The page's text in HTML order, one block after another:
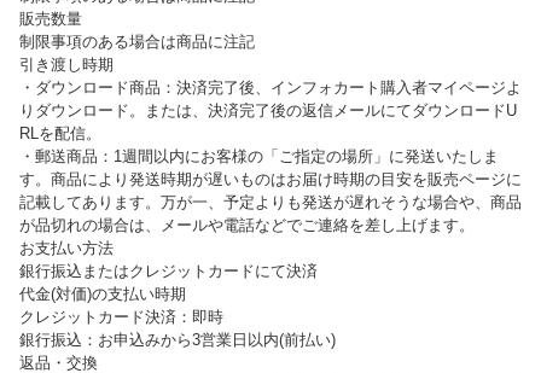
販売数量
制限事項のある場合は商品に注記
引き渡し時期
・ダウンロード商品：決済完了後、インフォカート購入者マイページよ
りダウンロード。または、決済完了後の返信メールにてダウンロードU
RLを配信。
・郵送商品：1週間以内にお客様の「ご指定の場所」に発送いたしま
す。商品により発送時期が遅いものはお届け時期の目安を販売ページに
記載してあります。万が一、予定よりも発送が遅れそうな場合や、商品
が品切れの場合は、メールや電話などでご連絡を差し上げます。
お支払い方法
銀行振込またはクレジットカードにて決済
代金(対価)の支払い時期
クレジットカード決済：即時
銀行振込：お申込みから3営業日以内(前払い)
返品・交換